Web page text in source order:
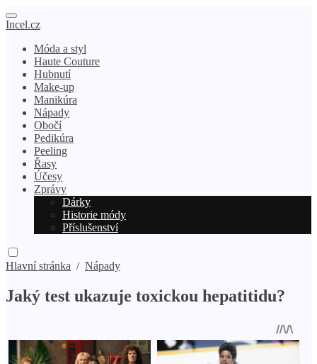
Incel.cz
Móda a styl
Haute Couture
Hubnutí
Make-up
Manikúra
Nápady
Obočí
Pedikúra
Peeling
Řasy
Účesy
Zprávy
Dárky
Historie módy
Příslušenství
Hlavní stránka / Nápady
Jaký test ukazuje toxickou hepatitidu?